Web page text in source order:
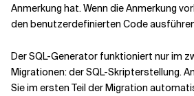
Anmerkung hat. Wenn die Anmerkung
den benutzerdefinierten Code
Der SQL-Generator funktioniert nur im
Migrationen: der SQL-Skripterstellung.
Sie im ersten Teil der Migration